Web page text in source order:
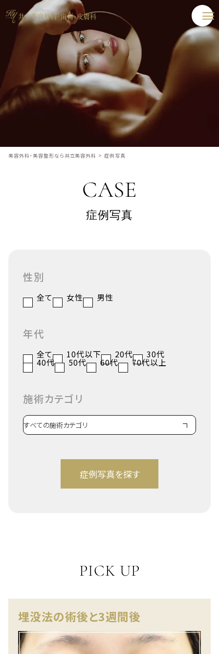
美容外科・美容整形なら共立美容外科 > 症例写真
CASE
症例写真
性別
全て 女性 男性
年代
全て 10代以下 20代 30代
40代 50代 60代 70代以上
施術カテゴリ
PICK UP
埋没法の術後と3週間後